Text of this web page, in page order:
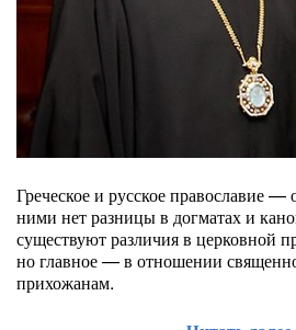
Греческое и русское православие
ними нет разницы в догматах и
существуют различия в церковной
но главное — в отношении
прихожанам.